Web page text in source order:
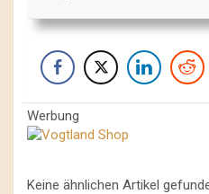
Werbung
Keine ähnlichen Artikel